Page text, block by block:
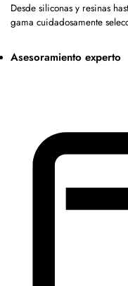
Desde siliconas y resinas
gama cuidadosamente
Asesoramiento experto